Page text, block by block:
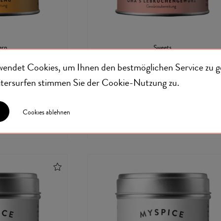
Cookies, um Ihnen den bestmöglichen Service zu
stimmen Sie derCookie-Nutzungzu.
Cookies ablehnen
zzgl. Versand
Sweets
OMA'S
LEBKUCHENGEWÜRZ
€ 7,32